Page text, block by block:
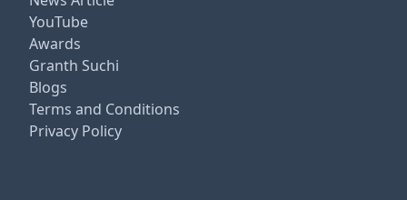
YouTube
Awards
Granth Suchi
Blogs
Terms and Conditions
Privacy Policy